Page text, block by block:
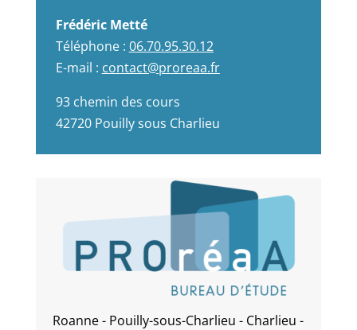
Frédéric Metté
Téléphone : 06.70.95.30.12
E-mail : contact@proreaa.fr
93 chemin des cours
42720 Pouilly sous Charlieu
Roanne - Pouilly-sous-Charlieu - Charlieu -